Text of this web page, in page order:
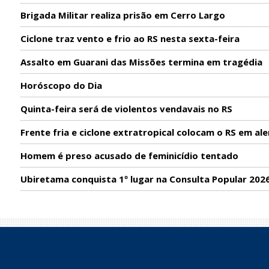
Brigada Militar realiza prisão em Cerro Largo
Ciclone traz vento e frio ao RS nesta sexta-feira
Assalto em Guarani das Missões termina em tragédia
Horóscopo do Dia
Quinta-feira será de violentos vendavais no RS
Frente fria e ciclone extratropical colocam o RS em
Homem é preso acusado de feminicídio tentado
Ubiretama conquista 1º lugar na Consulta Popular